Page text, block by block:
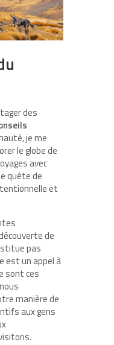
des
je me
le globe de
avec
quête de
et
de
pas
est un appel à
sont ces
manière de
aux gens